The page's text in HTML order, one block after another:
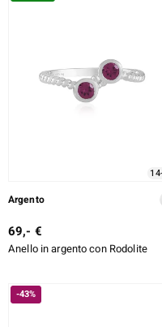
Argento
69,- €
Anello in argento con Rodolite
-43%